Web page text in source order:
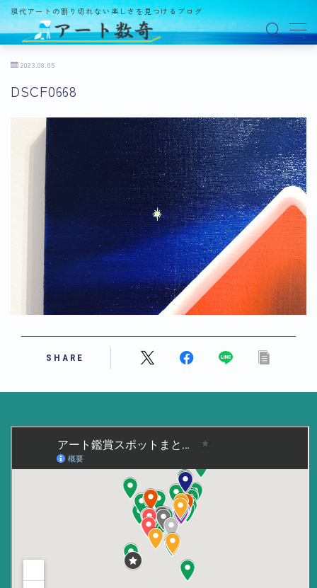
現代アートの割り切れない楽しさを見つけるブログ
アート数奇とは？
観る
百貨店
美術館・博物館
オルタナティブスペース
アートフェア
イベント
オークション
用語解説
作家・作品紹介
買う
2023.08.05
DSCF0668
SHARE